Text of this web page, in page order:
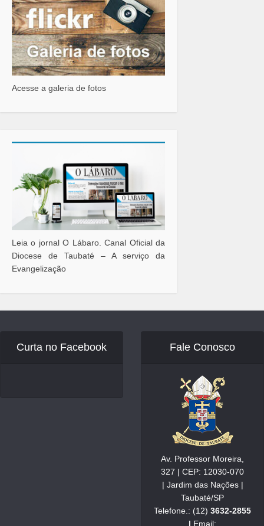
Acesse a galeria de fotos
Leia o jornal O Lábaro. Canal Oficial da
Diocese de Taubaté – A serviço da
Evangelização
Curta no Facebook Fale Conosco
Av. Professor Moreira,
327 | CEP: 12030-070
| Jardim das Nações |
Taubaté/SP
Telefone.: (12) 3632-2855
| Email: